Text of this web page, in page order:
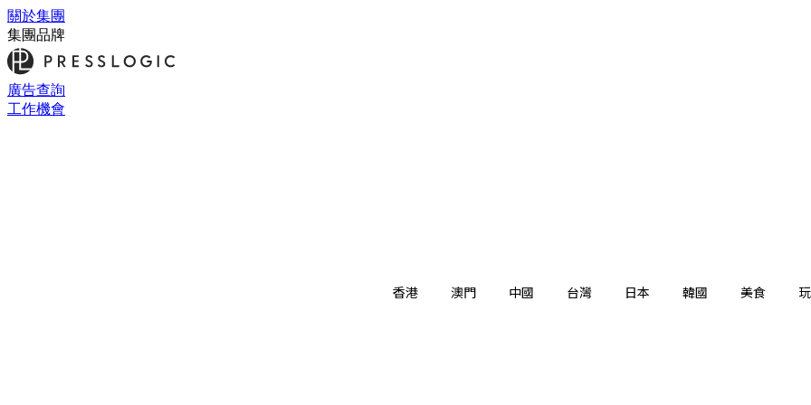
關於集團
集團品牌
廣告查詢
工作機會
香港 澳門 中國 台灣 日本 韓國 美食